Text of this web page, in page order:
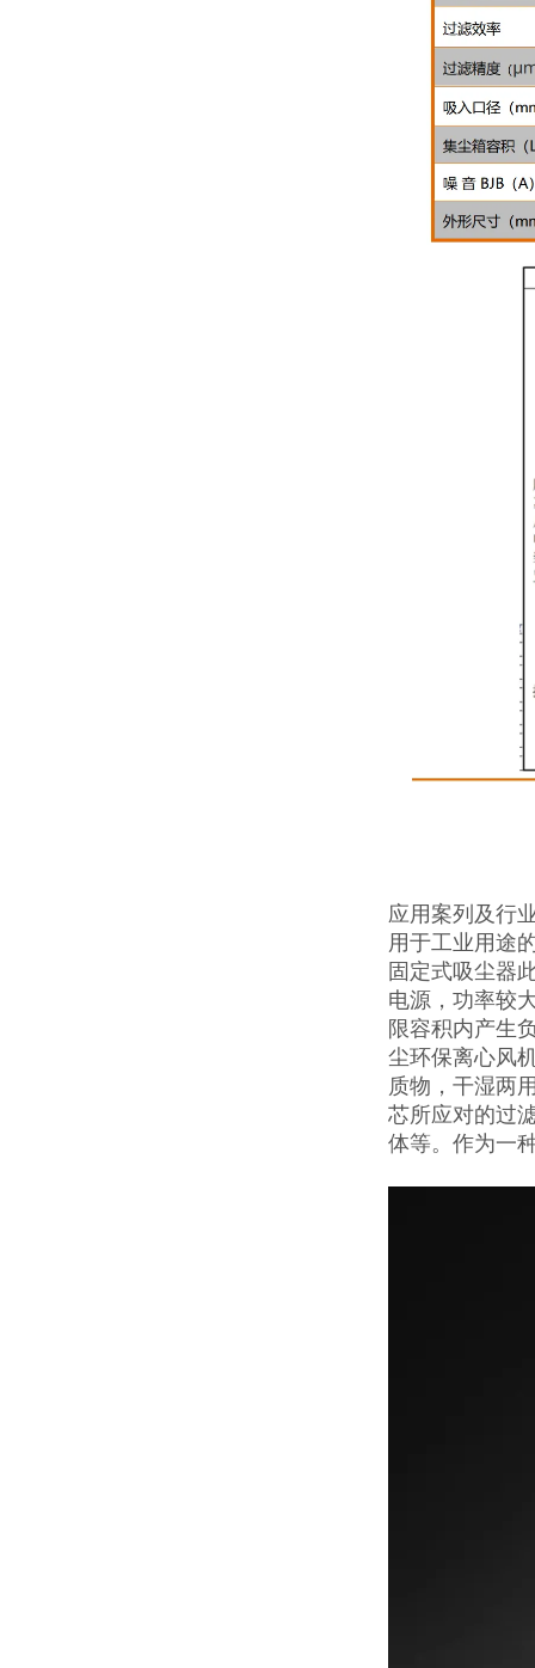
应用案列及行
用于工业用途
固定式吸尘器
电源，功率较
限容积内产生
尘环保离心风
质物，干湿两
芯所应对的过
体等。作为一